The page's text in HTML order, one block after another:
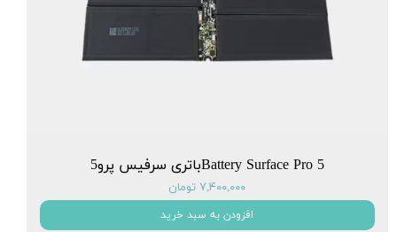
Battery Surface Pro 5باتری سرفیس پرو5
۷,۴۰۰,۰۰۰ تومان
افزودن به سبد خرید